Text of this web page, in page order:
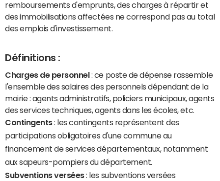
remboursements d'emprunts, des charges à répartir et
des immobilisations affectées ne correspond pas au total
des emplois d'investissement.
Définitions :
Charges de personnel : ce poste de dépense rassemble
l'ensemble des salaires des personnels dépendant de la
mairie : agents administratifs, policiers municipaux, agents
des services techniques, agents dans les écoles, etc.
Contingents: les contingents représentent des
participations obligatoires d'une commune au
financement de services départementaux, notamment
aux sapeurs-pompiers du département.
Subventions versées: les subventions versées